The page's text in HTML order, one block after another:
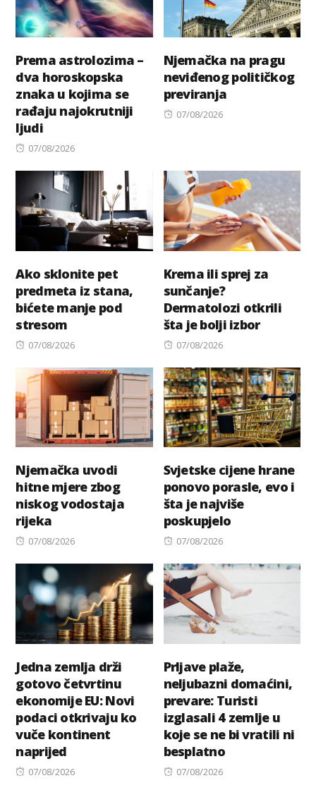
Prema astrolozima –
dva horoskopska
znaka u kojima se
rađaju najokrutniji
ljudi
Posted
07/08/2026
Njemačka na pragu
neviđenog političkog
previranja
Posted
07/08/2026
Ako sklonite pet
predmeta iz stana,
bićete manje pod
stresom
Posted
07/08/2026
Krema ili sprej za
sunčanje?
Dermatolozi otkrili
šta je bolji izbor
Posted
07/08/2026
Njemačka uvodi
hitne mjere zbog
niskog vodostaja
rijeka
Posted
07/08/2026
Svjetske cijene hrane
ponovo porasle, evo i
šta je najviše
poskupjelo
Posted
07/08/2026
Jedna zemlja drži
gotovo četvrtinu
ekonomije EU: Novi
podaci otkrivaju ko
vuče kontinent
naprijed
Posted
07/08/2026
Prljave plaže,
neljubazni domaćini,
prevare: Turisti
izglasali 4 zemlje u
koje se ne bi vratili ni
besplatno
Posted
07/08/2026